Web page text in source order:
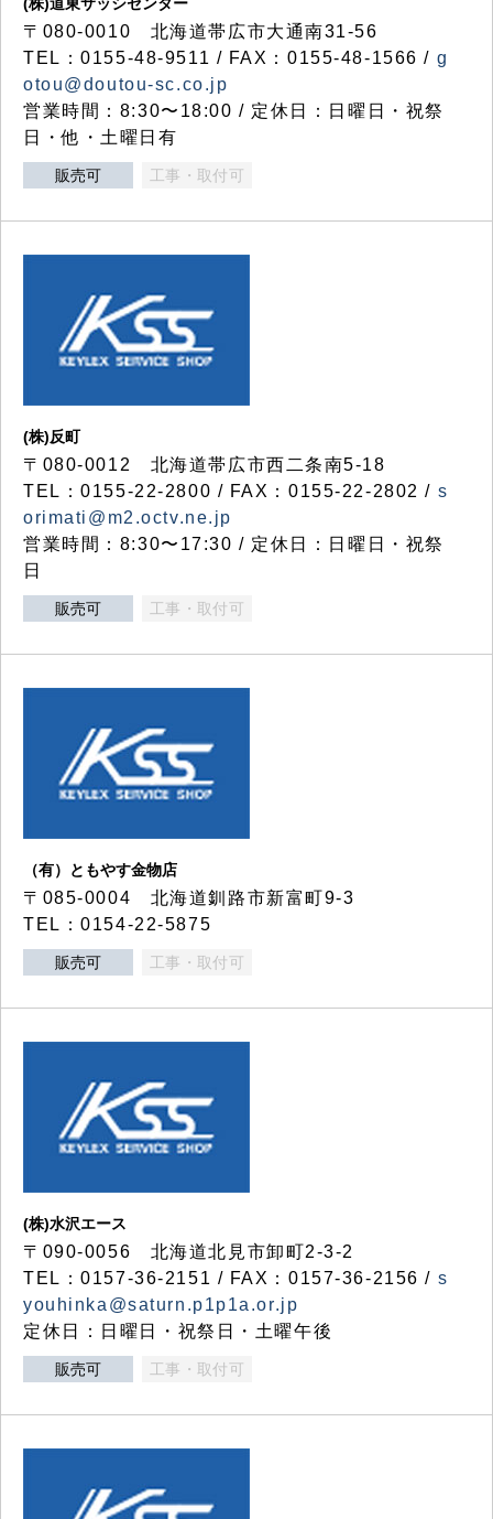
〒080-0010 北海道帯広市大通南31-56
TEL：0155-48-9511 / FAX：0155-48-1566 / g
otou@doutou-sc.co.jp
営業時間：8:30〜18:00 / 定休日：日曜日・祝祭
日・他・土曜日有
販売可 工事・取付可
(株)反町
〒080-0012 北海道帯広市西二条南5-18
TEL：0155-22-2800 / FAX：0155-22-2802 / s
orimati@m2.octv.ne.jp
営業時間：8:30〜17:30 / 定休日：日曜日・祝祭
日
販売可 工事・取付可
（有）ともやす金物店
〒085-0004 北海道釧路市新富町9-3
TEL：0154-22-5875
販売可 工事・取付可
(株)水沢エース
〒090-0056 北海道北見市卸町2-3-2
TEL：0157-36-2151 / FAX：0157-36-2156 / s
youhinka@saturn.p1p1a.or.jp
定休日：日曜日・祝祭日・土曜午後
販売可 工事・取付可